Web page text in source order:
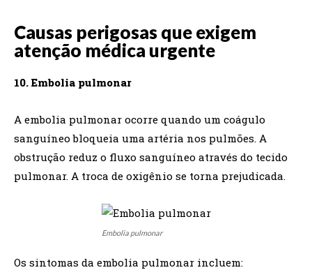
Causas perigosas que exigem
atenção médica urgente
10. Embolia pulmonar
A embolia pulmonar ocorre quando um coágulo
sanguíneo bloqueia uma artéria nos pulmões. A
obstrução reduz o fluxo sanguíneo através do tecido
pulmonar. A troca de oxigênio se torna prejudicada.
Embolia pulmonar
Os sintomas da embolia pulmonar incluem: